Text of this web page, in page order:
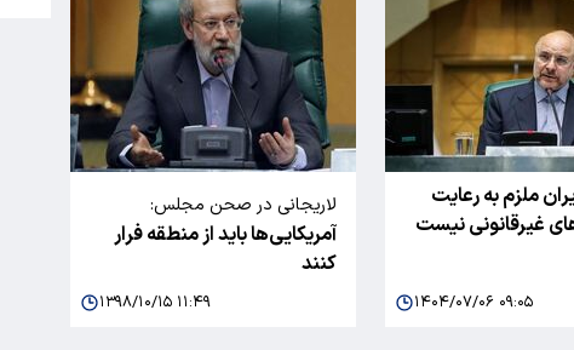
ملزم به رعایت
غیرقانونی نیست
۱۴۰۴/۰۷/۰۶ ۰۹:۰۵
لاریجانی در صحن مجلس:
آمریکایی‌ها باید از منطقه فرار
کنند
۱۳۹۸/۱۰/۱۵ ۱۱:۴۹